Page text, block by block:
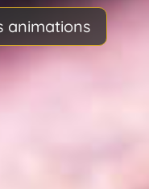
animations